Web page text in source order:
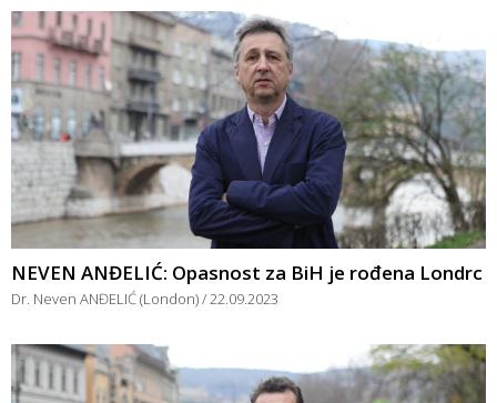
NEVEN ANĐELIĆ: Opasnost za BiH je rođena Londrc
Dr. Neven ANĐELIĆ (London) 22.09.2023